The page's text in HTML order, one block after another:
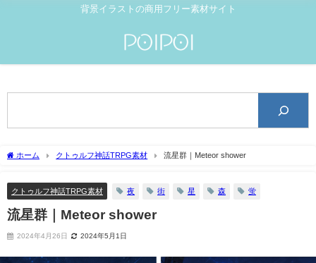
背景イラストの商用フリー素材サイト
ホーム クトゥルフ神話TRPG素材 流星群｜Meteor shower
クトゥルフ神話TRPG素材 夜 街 星 森 蛍
流星群｜Meteor shower
2024年4月26日 2024年5月1日